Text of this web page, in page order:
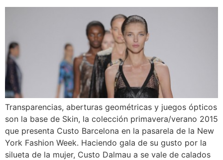
Transparencias, aberturas geométricas y juegos ópticos
son la base de Skin, la colección primavera/verano 2015
que presenta Custo Barcelona en la pasarela de la New
York Fashion Week. Haciendo gala de su gusto por la
silueta de la mujer, Custo Dalmau a se vale de calados